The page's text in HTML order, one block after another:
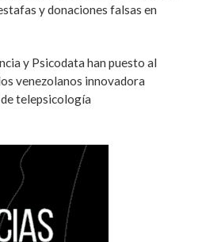
y donaciones falsas en
y Psicodata han puesto al
venezolanos innovadora
telepsicología